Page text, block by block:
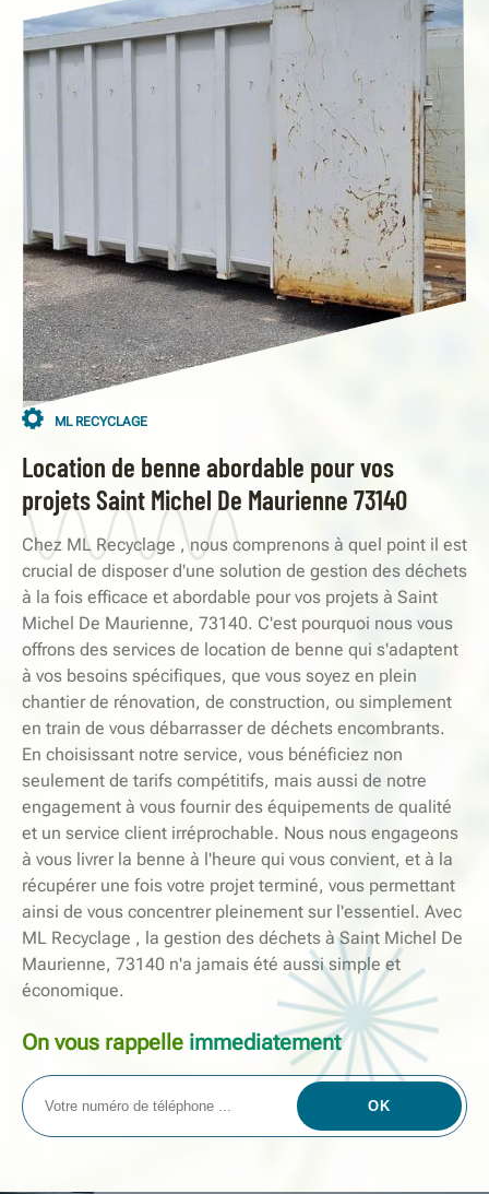
ML RECYCLAGE
Location de benne abordable pour vos
projets Saint Michel De Maurienne 73140
Chez ML Recyclage , nous comprenons à quel point il est
crucial de disposer d'une solution de gestion des déchets
à la fois efficace et abordable pour vos projets à Saint
Michel De Maurienne, 73140. C'est pourquoi nous vous
offrons des services de location de benne qui s'adaptent
à vos besoins spécifiques, que vous soyez en plein
chantier de rénovation, de construction, ou simplement
en train de vous débarrasser de déchets encombrants.
En choisissant notre service, vous bénéficiez non
seulement de tarifs compétitifs, mais aussi de notre
engagement à vous fournir des équipements de qualité
et un service client irréprochable. Nous nous engageons
à vous livrer la benne à l'heure qui vous convient, et à la
récupérer une fois votre projet terminé, vous permettant
ainsi de vous concentrer pleinement sur l'essentiel. Avec
ML Recyclage , la gestion des déchets à Saint Michel De
Maurienne, 73140 n'a jamais été aussi simple et
économique.
On vous rappelle immediatement